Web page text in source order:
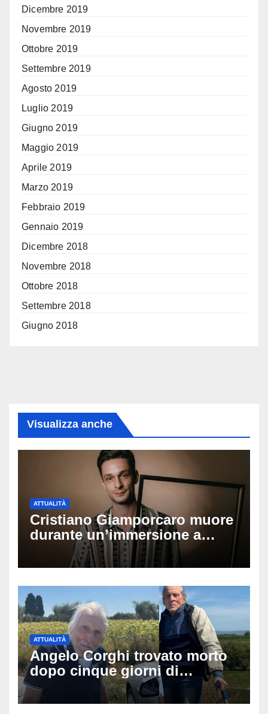
Dicembre 2019
Novembre 2019
Ottobre 2019
Settembre 2019
Agosto 2019
Luglio 2019
Giugno 2019
Maggio 2019
Aprile 2019
Marzo 2019
Febbraio 2019
Gennaio 2019
Dicembre 2018
Novembre 2018
Ottobre 2018
Settembre 2018
Giugno 2018
Visualizza anche
ATTUALITÀ
Cristiano Giamporcaro muore
durante un’immersione a
Lampedusa: aperta
un’inchiesta per omicidio
tragedia
ATTUALITÀ
Angelo Corghi trovato morto
dopo cinque giorni di
ricerche: il giallo dell’80enne
scomparso dopo essere